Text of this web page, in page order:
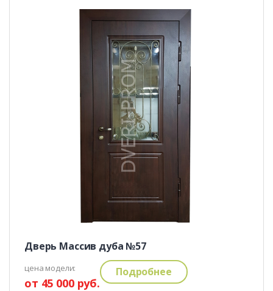
Дверь Массив дуба №57
цена модели:
от 45 000 руб.
Подробнее